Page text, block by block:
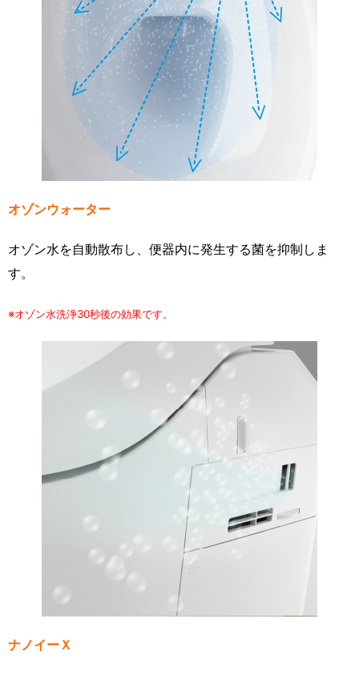
オゾンウォーター
オゾン水を自動散布し、便器内に発生する菌を抑制しま
す。
※オゾン水洗浄30秒後の効果です。
ナノイーＸ